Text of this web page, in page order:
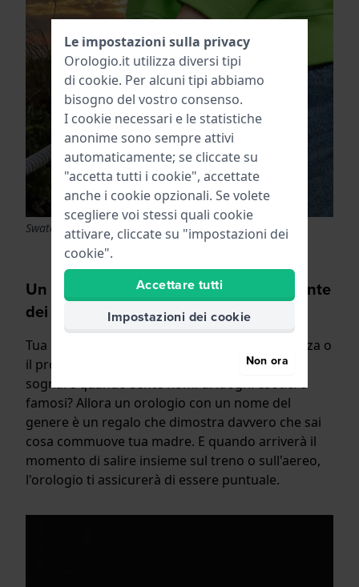
Swatch What if?
Un orologio pratico per la mamma amante
dei viaggi
Tua madre pianifica sempre la prossima vacanza o
il prossimo viaggio in città? A volte riesce a
sognare quando sente nomi di luoghi esotici o
famosi? Allora un orologio con un nome del
genere è un regalo che dimostra davvero che sai
cosa commuove tua madre. E quando arriverà il
momento di salire insieme sul treno o sull'aereo,
l'orologio ti assicurerà di essere puntuale.
Le impostazioni sulla privacy
Orologio.it utilizza diversi tipi
di cookie. Per alcuni tipi abbiamo
bisogno del vostro consenso.
I cookie necessari e le statistiche
anonime sono sempre attivi
automaticamente; se cliccate su
"accetta tutti i cookie", accettate
anche i cookie opzionali. Se volete
scegliere voi stessi quali cookie
attivare, cliccate su "impostazioni dei
cookie".
Accettare tutti
Impostazioni dei cookie
Non ora